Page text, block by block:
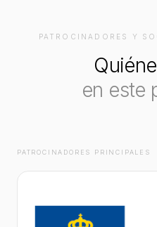
PATROCINADORES Y
en este
PATROCINADORES PRINCIPALES